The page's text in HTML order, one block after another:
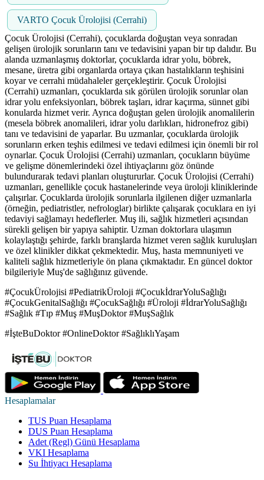
VARTO Çocuk Ürolojisi (Cerrahi)
Çocuk Ürolojisi (Cerrahi), çocuklarda doğuştan veya sonradan
gelişen ürolojik sorunların tanı ve tedavisini yapan bir tıp dalıdır. Bu
alanda uzmanlaşmış doktorlar, çocuklarda idrar yolu, böbrek,
mesane, üretra gibi organlarda ortaya çıkan hastalıkların teşhisini
koyar ve cerrahi müdahaleler gerçekleştirir. Çocuk Ürolojisi
(Cerrahi) uzmanları, çocuklarda sık görülen ürolojik sorunlar olan
idrar yolu enfeksiyonları, böbrek taşları, idrar kaçırma, sünnet gibi
konularda hizmet verir. Ayrıca doğuştan gelen ürolojik anomalilerin
(mesela böbrek anomalileri, idrar yolu darlıkları, hidronefroz gibi)
tanı ve tedavisini de yaparlar. Bu uzmanlar, çocuklarda ürolojik
sorunların erken teşhis edilmesi ve tedavi edilmesi için önemli bir rol
oynarlar. Çocuk Ürolojisi (Cerrahi) uzmanları, çocukların büyüme
ve gelişme dönemlerindeki özel ihtiyaçlarını göz önünde
bulundurarak tedavi planları oluştururlar. Çocuk Ürolojisi (Cerrahi)
uzmanları, genellikle çocuk hastanelerinde veya üroloji kliniklerinde
çalışırlar. Çocuklarda ürolojik sorunlarla ilgilenen diğer uzmanlarla
(örneğin, pediatristler, nefrologlar) birlikte çalışarak çocuklara en iyi
tedaviyi sağlamayı hedeflerler. Muş ili, sağlık hizmetleri açısından
sürekli gelişen bir yapıya sahiptir. Uzman doktorlara ulaşımın
kolaylaştığı şehirde, farklı branşlarda hizmet veren sağlık kuruluşları
ve özel klinikler dikkat çekmektedir. Muş, hasta memnuniyeti ve
kaliteli sağlık hizmetleriyle ön plana çıkmaktadır. En güncel doktor
bilgileriyle Muş'de sağlığınız güvende.
#ÇocukÜrolojisi #PediatrikÜroloji #ÇocukİdrarYoluSağlığı
#ÇocukGenitalSağlığı #ÇocukSağlığı #Üroloji #İdrarYoluSağlığı
#Sağlık #Tıp #Muş #MuşDoktor #MuşSağlık
#İşteBuDoktor #OnlineDoktor #SağlıklıYaşam
Hesaplamalar
TUS Puan Hesaplama
DUS Puan Hesaplama
Adet (Regl) Günü Hesaplama
VKI Hesaplama
Su İhtiyacı Hesaplama